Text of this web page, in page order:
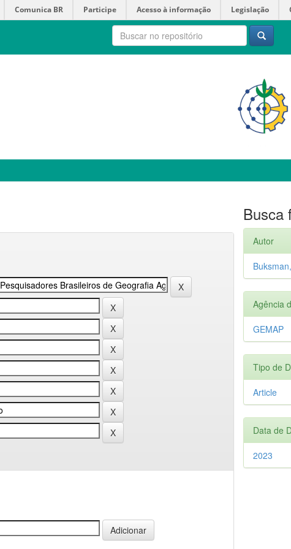
Comunica BR Participe Acesso à informação Legislação
Busca
Autor
Agência
GEMAP
Tipo de
Article
Data de
2023